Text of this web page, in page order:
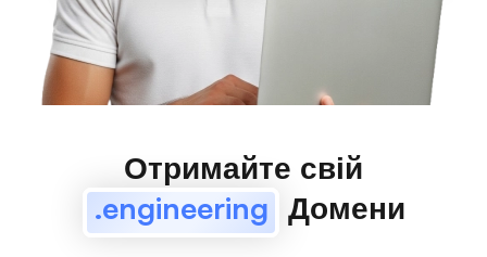
Отримайте свій
.engineering Домени